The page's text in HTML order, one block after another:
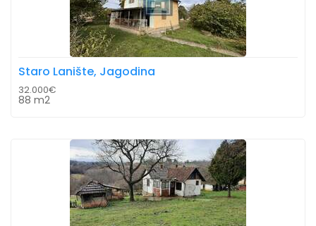
Staro Lanište, Jagodina
32.000€
88 m2